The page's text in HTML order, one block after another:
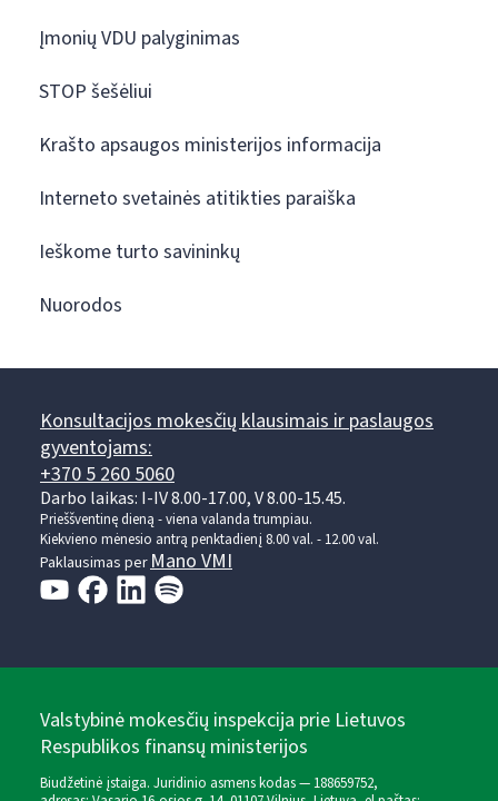
Įmonių VDU palyginimas
STOP šešėliui
Krašto apsaugos ministerijos informacija
Interneto svetainės atitikties paraiška
Ieškome turto savininkų
Nuorodos
Konsultacijos mokesčių klausimais ir paslaugos
gyventojams:
+370 5 260 5060
Darbo laikas: I-IV 8.00-17.00, V 8.00-15.45.
Prieššventinę dieną - viena valanda trumpiau.
Kiekvieno mėnesio antrą penktadienį 8.00 val. - 12.00 val.
Paklausimas per Mano VMI
Valstybinė mokesčių inspekcija prie Lietuvos
Respublikos finansų ministerijos
Biudžetinė įstaiga. Juridinio asmens kodas — 188659752,